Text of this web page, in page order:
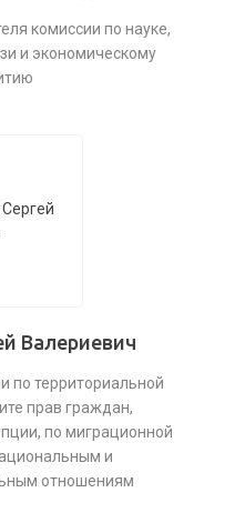
комиссии по науке,
и экономическому
Валериевич
по территориальной
прав граждан,
по миграционной
и
отношениям